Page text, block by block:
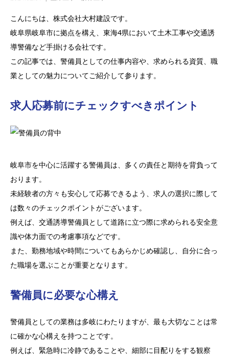
こんにちは、株式会社大村建設です。
岐阜県岐阜市に拠点を構え、東海4県において土木工事や交通誘
導警備など手掛ける会社です。
この記事では、警備員としての仕事内容や、求められる資質、職
業としての魅力についてご紹介して参ります。
求人応募前にチェックすべきポイント
岐阜市を中心に活躍する警備員は、多くの責任と期待を背負って
おります。
未経験者の方々も安心して応募できるよう、求人の選択に際して
は数々のチェックポイントがございます。
例えば、交通誘導警備員として道路に立つ際に求められる安全意
識や体力面での考慮事項などです。
また、勤務地域や時間についてもあらかじめ確認し、自分に合っ
た職場を選ぶことが重要となります。
警備員に必要な心構え
警備員としての業務は多岐にわたりますが、最も大切なことは常
に確かな心構えを持つことです。
例えば、緊急時に冷静であることや、細部に目配りをする観察